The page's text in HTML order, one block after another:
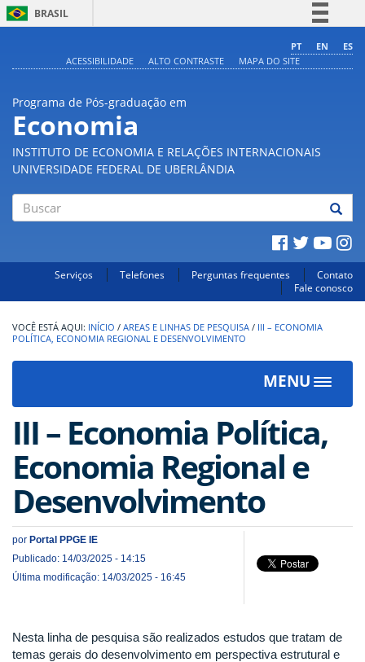
BRASIL
Comunica BR
PT EN
ES
ACESSIBILIDADE
ALTO CONTRASTE MAPA DO SITE
Programa de Pós-graduação em
Economia
INSTITUTO DE ECONOMIA E RELAÇÕES INTERNACIONAIS
UNIVERSIDADE FEDERAL DE UBERLÂNDIA
Serviços Telefones Perguntas frequentes
Contato
Fale conosco
INÍCIO / AREAS E LINHAS DE PESQUISA / III – ECONOMIA
POLÍTICA, ECONOMIA REGIONAL E DESENVOLVIMENTO
MENU
Toggle
III – Economia Política,
Economia Regional e
Desenvolvimento
por Portal PPGE IE
Publicado: 14/03/2025 - 14:15
Última modificação: 14/03/2025 - 16:45
Nesta linha de pesquisa são realizados estudos que tratam de
temas gerais do desenvolvimento em perspectiva estrutural e